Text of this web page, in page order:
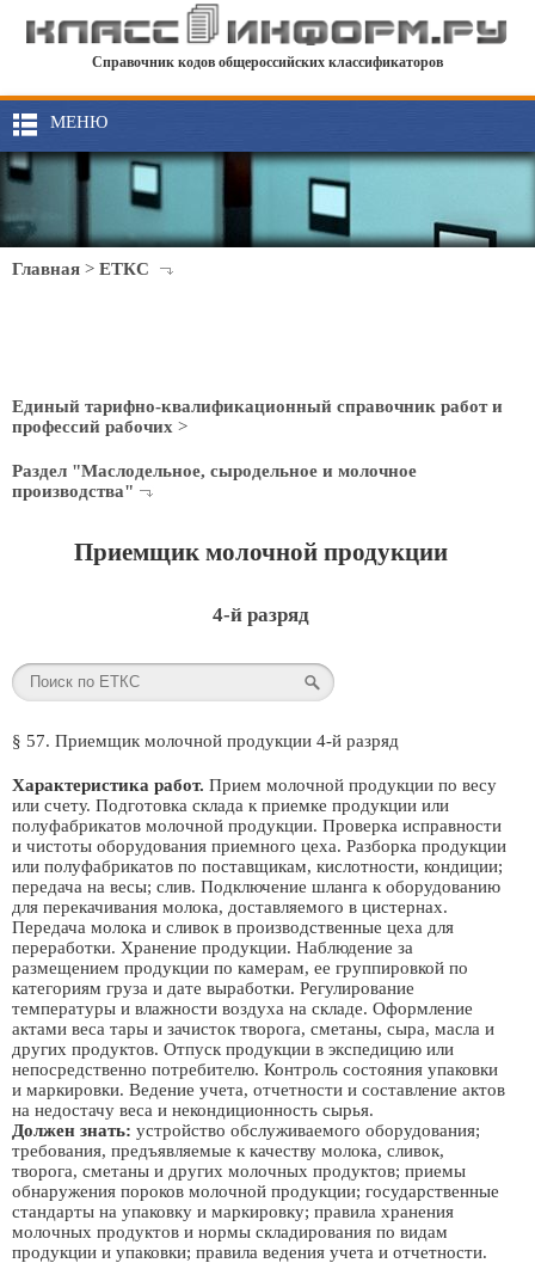
Справочник кодов общероссийских классификаторов
МЕНЮ
Главная > ЕТКС
Единый тарифно-квалификационный справочник работ и
профессий рабочих >
Раздел "Маслодельное, сыродельное и молочное
производства"
Приемщик молочной продукции
4-й разряд
§ 57. Приемщик молочной продукции 4-й разряд
Характеристика работ. Прием молочной продукции по весу
или счету. Подготовка склада к приемке продукции или
полуфабрикатов молочной продукции. Проверка исправности
и чистоты оборудования приемного цеха. Разборка продукции
или полуфабрикатов по поставщикам, кислотности, кондиции;
передача на весы; слив. Подключение шланга к оборудованию
для перекачивания молока, доставляемого в цистернах.
Передача молока и сливок в производственные цеха для
переработки. Хранение продукции. Наблюдение за
размещением продукции по камерам, ее группировкой по
категориям груза и дате выработки. Регулирование
температуры и влажности воздуха на складе. Оформление
актами веса тары и зачисток творога, сметаны, сыра, масла и
других продуктов. Отпуск продукции в экспедицию или
непосредственно потребителю. Контроль состояния упаковки
и маркировки. Ведение учета, отчетности и составление актов
на недостачу веса и некондиционность сырья.
Должен знать: устройство обслуживаемого оборудования;
требования, предъявляемые к качеству молока, сливок,
творога, сметаны и других молочных продуктов; приемы
обнаружения пороков молочной продукции; государственные
стандарты на упаковку и маркировку; правила хранения
молочных продуктов и нормы складирования по видам
продукции и упаковки; правила ведения учета и отчетности.